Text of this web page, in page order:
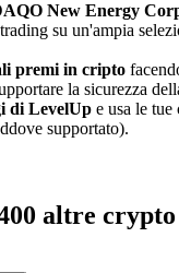
New Energy
su un'ampia
premi in cripto
la sicurezza
di LevelUp e usa le
supportato).
altre crypto